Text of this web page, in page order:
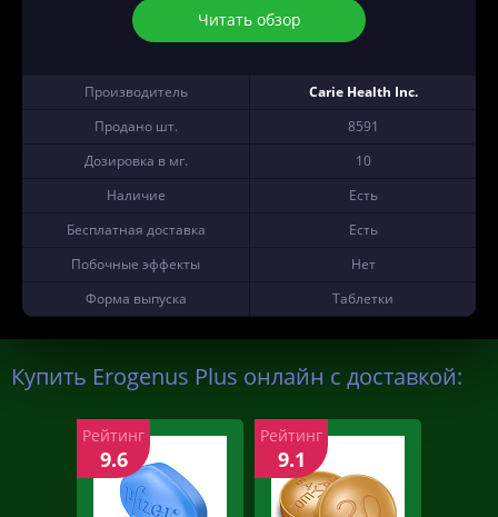
Читать обзор
Производитель
Carie Health Inc.
Продано шт.
8591
Дозировка в мг.
10
Наличие
Есть
Бесплатная доставка
Есть
Побочные эффекты
Нет
Форма выпуска
Таблетки
Купить Erogenus Plus онлайн с доставкой:
Рейтинг
9.6
Рейтинг
9.1